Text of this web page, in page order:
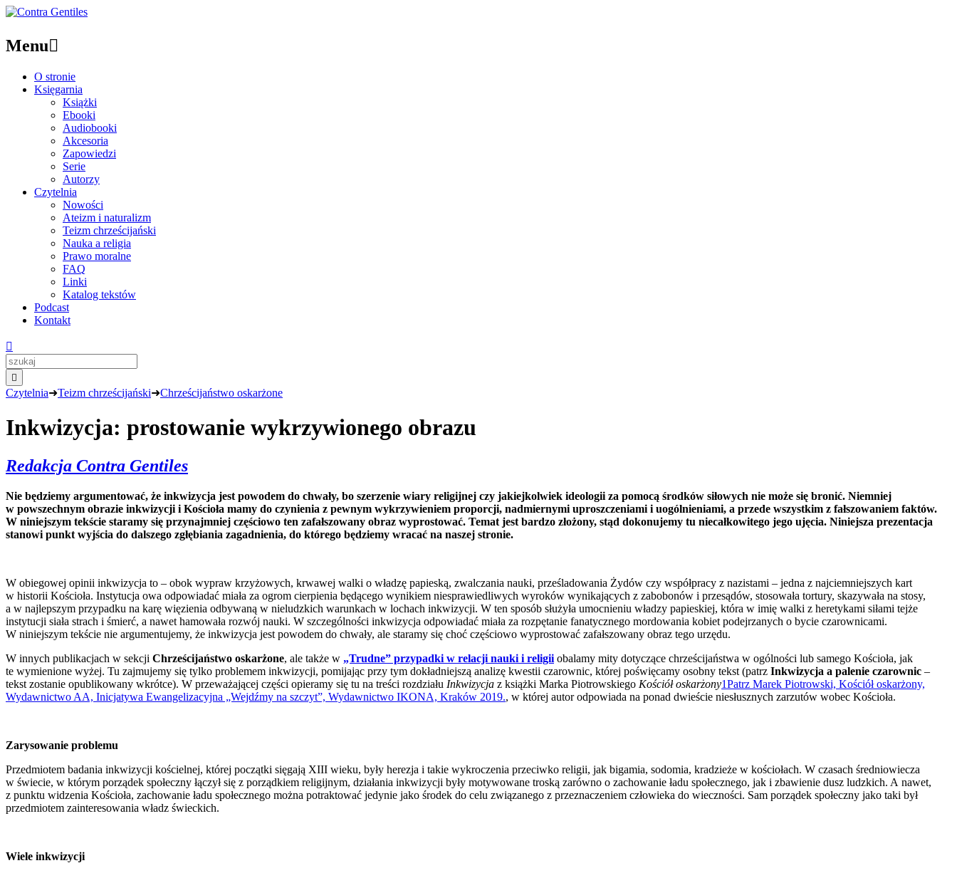
Menu
O stronie
Księgarnia
Książki
Ebooki
Audiobooki
Akcesoria
Zapowiedzi
Serie
Autorzy
Czytelnia
Nowości
Ateizm i naturalizm
Teizm chrześcijański
Nauka a religia
Prawo moralne
FAQ
Linki
Katalog tekstów
Podcast
Kontakt


Czytelnia➜Teizm chrześcijański➜Chrześcijaństwo oskarżone
Inkwizycja: prostowanie wykrzywionego obrazu
Redakcja Contra Gentiles
Nie będziemy argumentować, że inkwizycja jest powodem do chwały, bo szerzenie wiary religijnej czy jakiejkolwiek ideologii za pomocą środków siłowych nie może się bronić. Niemniej
w powszechnym obrazie inkwizycji i Kościoła mamy do czynienia z pewnym wykrzywieniem proporcji, nadmiernymi uproszczeniami i uogólnieniami, a przede wszystkim z fałszowaniem faktów.
W niniejszym tekście staramy się przynajmniej częściowo ten zafałszowany obraz wyprostować. Temat jest bardzo złożony, stąd dokonujemy tu niecałkowitego jego ujęcia. Niniejsza prezentacja
stanowi punkt wyjścia do dalszego zgłębiania zagadnienia, do którego będziemy wracać na naszej stronie.
W obiegowej opinii inkwizycja to – obok wypraw krzyżowych, krwawej walki o władzę papieską, zwalczania nauki, prześladowania Żydów czy współpracy z nazistami – jedna z najciemniejszych kart
w historii Kościoła. Instytucja owa odpowiadać miała za ogrom cierpienia będącego wynikiem niesprawiedliwych wyroków wynikających z zabobonów i przesądów, stosowała tortury, skazywała na stosy,
a w najlepszym przypadku na karę więzienia odbywaną w nieludzkich warunkach w lochach inkwizycji. W ten sposób służyła umocnieniu władzy papieskiej, która w imię walki z heretykami siłami tejże
instytucji siała strach i śmierć, a nawet hamowała rozwój nauki. W szczególności inkwizycja odpowiadać miała za rozpętanie fanatycznego mordowania kobiet podejrzanych o bycie czarownicami.
W niniejszym tekście nie argumentujemy, że inkwizycja jest powodem do chwały, ale staramy się choć częściowo wyprostować zafałszowany obraz tego urzędu.
W innych publikacjach w sekcji Chrześcijaństwo oskarżone, ale także w „Trudne” przypadki w relacji nauki i religii obalamy mity dotyczące chrześcijaństwa w ogólności lub samego Kościoła, jak
te wymienione wyżej. Tu zajmujemy się tylko problemem inkwizycji, pomijając przy tym dokładniejszą analizę kwestii czarownic, której poświęcamy osobny tekst (patrz Inkwizycja a palenie czarownic –
tekst zostanie opublikowany wkrótce). W przeważającej części opieramy się tu na treści rozdziału Inkwizycja z książki Marka Piotrowskiego Kościół oskarżony1Patrz Marek Piotrowski, Kościół oskarżony,
Wydawnictwo AA, Inicjatywa Ewangelizacyjna „Wejdźmy na szczyt”, Wydawnictwo IKONA, Kraków 2019., w której autor odpowiada na ponad dwieście niesłusznych zarzutów wobec Kościoła.
Zarysowanie problemu
Przedmiotem badania inkwizycji kościelnej, której początki sięgają XIII wieku, były herezja i takie wykroczenia przeciwko religii, jak bigamia, sodomia, kradzieże w kościołach. W czasach średniowiecza
w świecie, w którym porządek społeczny łączył się z porządkiem religijnym, działania inkwizycji były motywowane troską zarówno o zachowanie ładu społecznego, jak i zbawienie dusz ludzkich. A nawet,
z punktu widzenia Kościoła, zachowanie ładu społecznego można potraktować jedynie jako środek do celu związanego z przeznaczeniem człowieka do wieczności. Sam porządek społeczny jako taki był
przedmiotem zainteresowania władz świeckich.
Wiele inkwizycji